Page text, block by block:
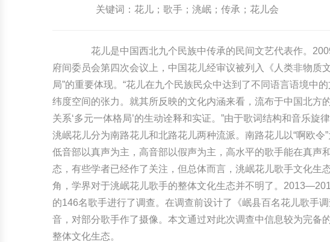
关键词：花儿；歌手；洮岷；传承；花儿会
花儿是中国西北九个民族中传承的民间文艺代表作。
府间委员会第四次会议上，中国花儿经审议被列入《人类非物质
局”的重要体现。“花儿在九个民族民众中达到了不同语言语境中
纬度空间的张力。就其所反映的文化内涵来看，流布于中国北方
关系‘多元一体格局’的生动诠释和实证。”由于歌词结构和音乐旋
洮岷花儿分为南路花儿和北路花儿两种流派。南路花儿以“啊欧
低音部以真声为主，高音部以假声为主，高水平的歌手能在真声
态，有些学者已经作了关注，但总体而言，洮岷花儿歌手文化生
角，学界对于洮岷花儿歌手的整体文化生态并不明了。
的146名歌手进行了调查。在调查前设计了《岷县百名花儿歌手
音，对部分歌手作了摄像。本文通过对此次调查中信息较为完备
整体文化生态。